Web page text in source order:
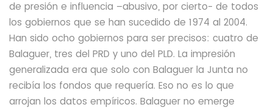
de presión e influencia –abusivo, por cierto- de todos
los gobiernos que se han sucedido de 1974 al 2004.
Han sido ocho gobiernos para ser precisos: cuatro de
Balaguer, tres del PRD y uno del PLD. La impresión
generalizada era que solo con Balaguer la Junta no
recibía los fondos que requería. Eso no es lo que
arrojan los datos empíricos. Balaguer no emerge